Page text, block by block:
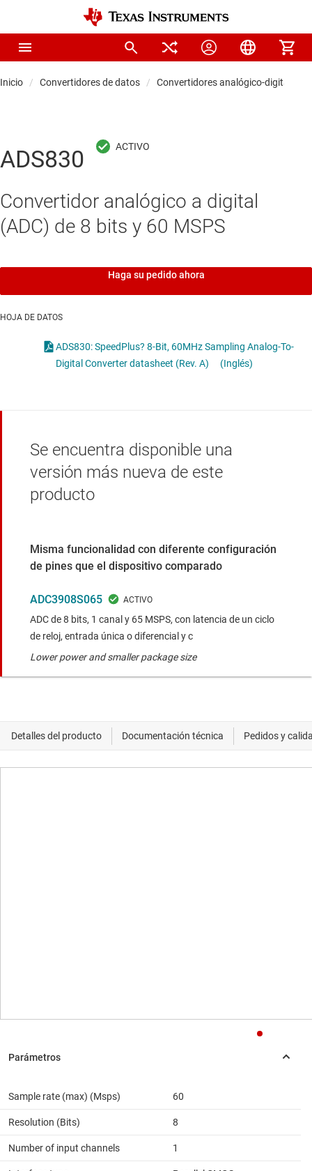
Inicio Convertidores de datos Convertidores analógico-digitales
ADS830
Convertidor analógico a digital
(ADC) de 8 bits y 60 MSPS
Haga su pedido ahora
HOJA DE DATOS
ADS830: SpeedPlus? 8-Bit, 60MHz Sampling Analog-To-
Digital Converter datasheet (Rev. A)
(Inglés)
Se encuentra disponible una
versión más nueva de este
producto
Misma funcionalidad con diferente configuración
de pines que el dispositivo comparado
ADC3908S065
ADC de 8 bits, 1 canal y 65 MSPS, con latencia de un ciclo
de reloj, entrada única o diferencial y c
Lower power and smaller package size
Sample rate (max) (Msps) 60
Resolution (Bits) 8
Number of input channels 1